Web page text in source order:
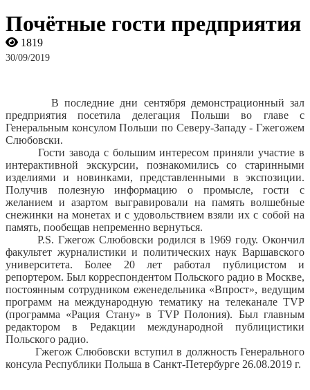
Почётные гости предприятия
1819
30/09/2019
В последние дни сентября демонстрационный зал
предприятия посетила делегация Польши во главе с
Генеральным консулом Польши по Северу-Западу - Гжегожем
Cлюбовски.
Гости завода с большим интересом приняли участие в
интерактивной экскурсии, познакомились со старинными
изделиями и новинками, представленными в экспозиции.
Получив полезную информацию о промысле, гости с
желанием и азартом выгравировали на память волшебные
снежинки на монетах и с удовольствием взяли их с собой на
память, пообещав непременно вернуться.
P.S. Гжегож Cлюбовски родился в 1969 году. Окончил
факультет журналистики и политических наук Варшавского
университета. Более 20 лет работал публицистом и
репортером. Был корреспондентом Польского радио в Москве,
постоянным сотрудником еженедельника «Впрост», ведущим
программ на международную тематику на телеканале TVP
(программа «Рация Стану» в TVP Полония). Был главным
редактором в Редакции международной публицистики
Польского радио.
Гжегож Cлюбовски вступил в должность Генерального
консула Республики Польша в Санкт-Петербурге 26.08.2019 г.